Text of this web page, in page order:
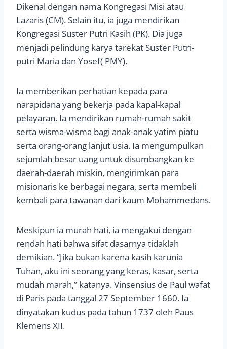
Dikenal dengan nama Kongregasi Misi atau
Lazaris (CM). Selain itu, ia juga mendirikan
Kongregasi Suster Putri Kasih (PK). Dia juga
menjadi pelindung karya tarekat Suster Putri-
putri Maria dan Yosef( PMY).
Ia memberikan perhatian kepada para
narapidana yang bekerja pada kapal-kapal
pelayaran. Ia mendirikan rumah-rumah sakit
serta wisma-wisma bagi anak-anak yatim piatu
serta orang-orang lanjut usia. Ia mengumpulkan
sejumlah besar uang untuk disumbangkan ke
daerah-daerah miskin, mengirimkan para
misionaris ke berbagai negara, serta membeli
kembali para tawanan dari kaum Mohammedans.
Meskipun ia murah hati, ia mengakui dengan
rendah hati bahwa sifat dasarnya tidaklah
demikian. “Jika bukan karena kasih karunia
Tuhan, aku ini seorang yang keras, kasar, serta
mudah marah,” katanya. Vinsensius de Paul wafat
di Paris pada tanggal 27 September 1660. Ia
dinyatakan kudus pada tahun 1737 oleh Paus
Klemens XII.